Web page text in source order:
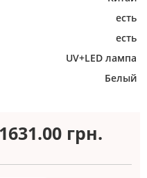
есть
есть
UV+LED лампа
Белый
1631.00 грн.